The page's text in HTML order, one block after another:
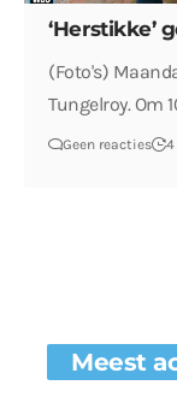
‘Herstikke’
(Foto's)
Tungelroy. Om
Geen reacties 4
Meest